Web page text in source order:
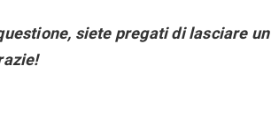
siete pregati di lasciare un